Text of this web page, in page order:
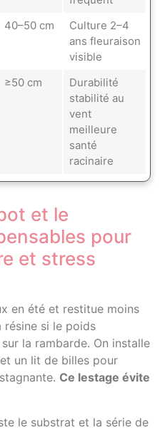
40–50 cm
Culture 2–4
ans fleuraison
visible
≥50 cm
Durabilité
stabilité au
vent
meilleure
santé
racinaire
et le
pour
et stress
en été et restitue moins
résine si le poids
la rambarde. On installe
un lit de billes pour
Ce lestage évite
le substrat et la série de